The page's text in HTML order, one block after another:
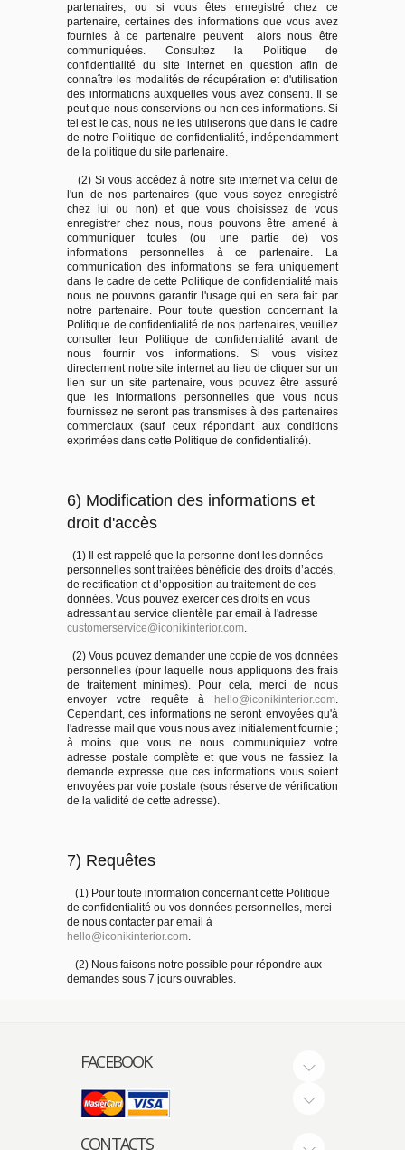
partenaires, ou si vous êtes enregistré chez ce
partenaire, certaines des informations que vous avez
fournies à ce partenaire peuvent alors nous être
communiquées. Consultez la Politique de
confidentialité du site internet en question afin de
connaître les modalités de récupération et d'utilisation
des informations auxquelles vous avez consenti. Il se
peut que nous conservions ou non ces informations. Si
tel est le cas, nous ne les utiliserons que dans le cadre
de notre Politique de confidentialité, indépendamment
de la politique du site partenaire.
(2) Si vous accédez à notre site internet via celui de
l'un de nos partenaires (que vous soyez enregistré
chez lui ou non) et que vous choisissez de vous
enregistrer chez nous, nous pouvons être amené à
communiquer toutes (ou une partie de) vos
informations personnelles à ce partenaire. La
communication des informations se fera uniquement
dans le cadre de cette Politique de confidentialité mais
nous ne pouvons garantir l'usage qui en sera fait par
notre partenaire. Pour toute question concernant la
Politique de confidentialité de nos partenaires, veuillez
consulter leur Politique de confidentialité avant de
nous fournir vos informations. Si vous visitez
directement notre site internet au lieu de cliquer sur un
lien sur un site partenaire, vous pouvez être assuré
que les informations personnelles que vous nous
fournissez ne seront pas transmises à des partenaires
commerciaux (sauf ceux répondant aux conditions
exprimées dans cette Politique de confidentialité).
6) Modification des informations et
droit d'accès
(1) Il est rappelé que la personne dont les données
personnelles sont traitées bénéficie des droits d’accès,
de rectification et d’opposition au traitement de ces
données. Vous pouvez exercer ces droits en vous
adressant au service clientèle par email à l'adresse
customerservice@iconikinterior.com.
(2) Vous pouvez demander une copie de vos données
personnelles (pour laquelle nous appliquons des frais
de traitement minimes). Pour cela, merci de nous
envoyer votre requête à
hello@iconikinterior.com.
Cependant, ces informations ne seront envoyées qu'à
l'adresse mail que vous nous avez initialement fournie ;
à moins que vous ne nous communiquiez votre
adresse postale complète et que vous ne fassiez la
demande expresse que ces informations vous soient
envoyées par voie postale (sous réserve de vérification
de la validité de cette adresse).
7) Requêtes
(1) Pour toute information concernant cette Politique
de confidentialité ou vos données personnelles, merci
de nous contacter par email à
hello@iconikinterior.com.
(2) Nous faisons notre possible pour répondre aux
demandes sous 7 jours ouvrables.
FACEBOOK
CONTACTS